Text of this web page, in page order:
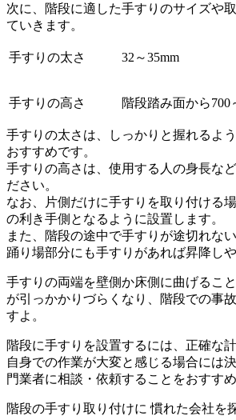
次に、階段に適した手すりのサイズや
ていきます。
手すりの太さ 32～35mm
手すりの高さ 階段踏み面から700
手すりの太さは、しっかりと握れるよ
おすすめです。
手すりの高さは、使用する人の身長な
ださい。
なお、片側だけに手すりを取り付ける
の利き手側となるように設置します。
また、階段の途中で手すりが途切れな
踊り場部分にも手すりがあれば昇降し
手すりの両端を壁側か床側に曲げるこ
が引っかかりづらくなり、階段での事
すよ。
階段に手すりを設置するには、正確な
自身での作業が大変と感じる場合には
門業者に相談・依頼することをおすすめ
階段の手すり取り付けに 慣れた会社を